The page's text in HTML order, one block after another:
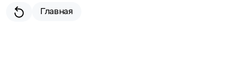
Главная